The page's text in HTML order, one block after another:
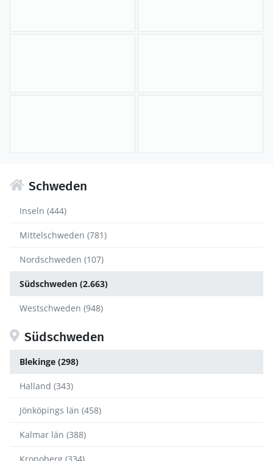
Schweden
Inseln (444)
Mittelschweden (781)
Nordschweden (107)
Südschweden (2.663)
Westschweden (948)
Südschweden
Blekinge (298)
Halland (343)
Jönköpings län (458)
Kalmar län (388)
Kronoberg (334)